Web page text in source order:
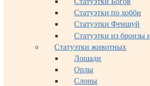
Статуэтки по хобби
Статуэтки Феншуй
Статуэтки из бронзы
Статуэтки животных
Лошади
Орлы
Слоны